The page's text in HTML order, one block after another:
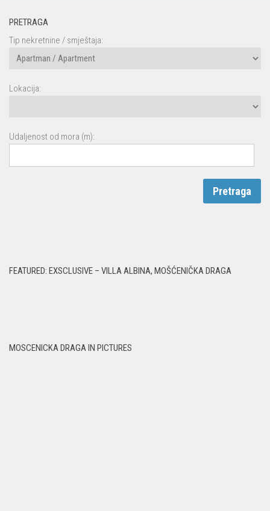
PRETRAGA
Tip nekretnine / smještaja:
Lokacija:
Udaljenost od mora (m):
FEATURED: EXSCLUSIVE – VILLA ALBINA, MOŠĆENIČKA DRAGA
MOSCENICKA DRAGA IN PICTURES